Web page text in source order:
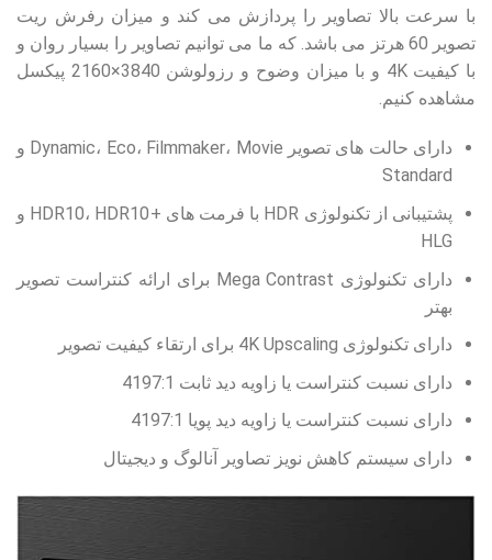
با سرعت بالا تصاویر را پردازش می کند و میزان رفرش ریت
تصویر 60 هرتز می باشد. که ما می توانیم تصاویر را بسیار روان و
با کیفیت 4K و با میزان وضوح و رزولوشن 3840×2160 پیکسل
مشاهده کنیم.
دارای حالت های تصویر Dynamic، Eco، Filmmaker، Movie و
Standard
پشتیبانی از تکنولوژی HDR با فرمت های +HDR10، HDR10 و
HLG
دارای تکنولوژی Mega Contrast برای ارائه کنتراست تصویر
بهتر
دارای تکنولوژی 4K Upscaling برای ارتقاء کیفیت تصویر
دارای نسبت کنتراست یا زاویه دید ثابت 4197:1
دارای نسبت کنتراست یا زاویه دید پویا 4197:1
دارای سیستم کاهش نویز تصاویر آنالوگ و دیجیتال